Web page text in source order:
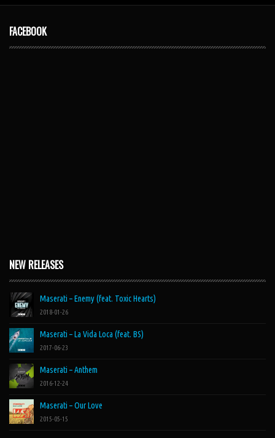
FACEBOOK
NEW RELEASES
Maserati – Enemy (feat. Toxic Hearts)
2018-01-26
Maserati – La Vida Loca (feat. BS)
2017-06-23
Maserati – Anthem
2016-12-24
Maserati – Our Love
2015-05-15